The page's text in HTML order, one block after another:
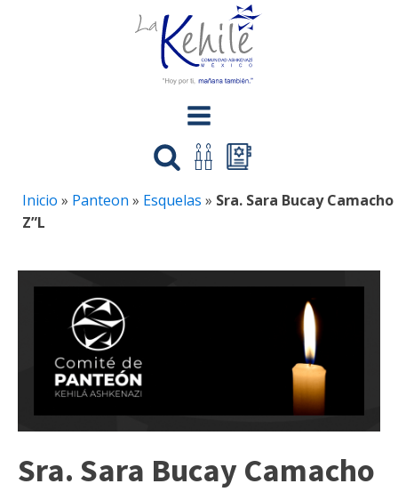
Inicio » Panteon » Esquelas » Sra. Sara Bucay Camacho
Z”L
Sra. Sara Bucay Camacho